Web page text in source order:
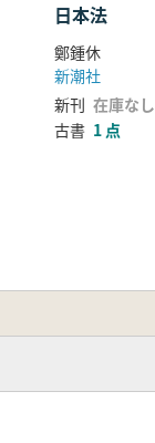
日本法
鄭鍾休
新潮社
新刊 在庫なし
古書 1 点